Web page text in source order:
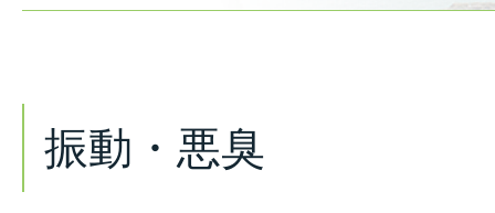
振動・悪臭